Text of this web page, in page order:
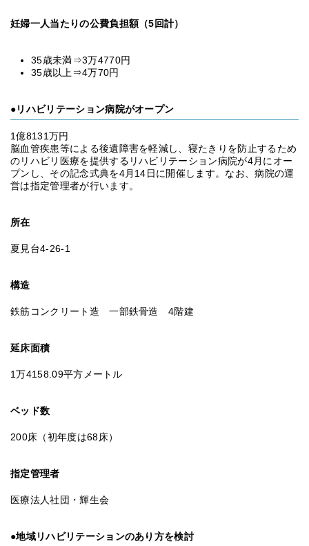
妊婦一人当たりの公費負担額（5回計）
35歳未満⇒3万4770円
35歳以上⇒4万70円
●リハビリテーション病院がオープン
1億8131万円
脳血管疾患等による後遺障害を軽減し、寝たきりを防止するため
のリハビリ医療を提供するリハビリテーション病院が4月にオー
プンし、その記念式典を4月14日に開催します。なお、病院の運
営は指定管理者が行います。
所在
夏見台4-26-1
構造
鉄筋コンクリート造 一部鉄骨造 4階建
延床面積
1万4158.09平方メートル
ベッド数
200床（初年度は68床）
指定管理者
医療法人社団・輝生会
●地域リハビリテーションのあり方を検討